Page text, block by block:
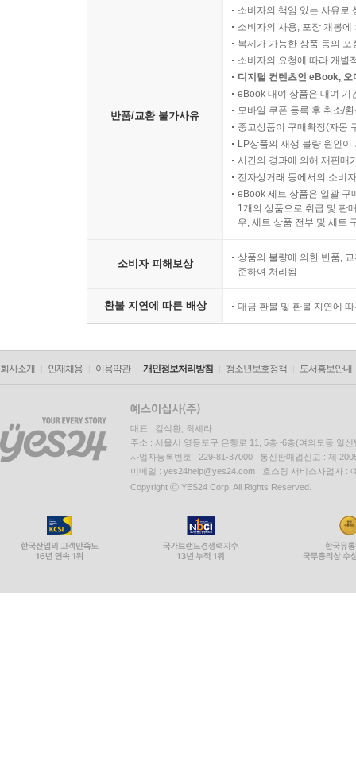
반품/교환 불가사유
소비자의 책임 있는 사유로
소비자의 사용, 포장 개봉
복제가 가능한 상품 등의
소비자의 요청에 따라 개별
디지털 컨텐츠인 eBook,
eBook 대여 상품은 대여 기
모바일 쿠폰 등록 후 취소/
중고상품이 구매확정(자동
LP상품의 재생 불량 원인
시간의 경과에 의해 재판매
전자상거래 등에서의 소비
eBook 세트 상품은 일괄 구
1개의 상품으로 취급 및 판
우, 세트 상품 전부 및 세트
소비자 피해보상
상품의 불량에 의한 반품,
준하여 처리됨
환불 지연에 따른 배상 대금 환불 및 환불 지연에
회사소개 인재채용 이용약관 개인정보처리방침 청소년보호정책 도서홍보안내
대표 : 김석환, 최세라
주소 : 서울시 영등포구 은행로 11, 5층~6층(여의도동,일신
사업자등록번호 : 229-81-37000 통신판매업신고 : 제
이메일 : yes24help@yes24.com 호스팅 서비스사업자 :
Copyright ⓒ YES24 Corp. All Rights Reserved.